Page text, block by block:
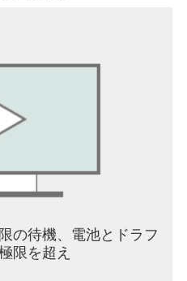
の待機、電池とドラフ
限を超え